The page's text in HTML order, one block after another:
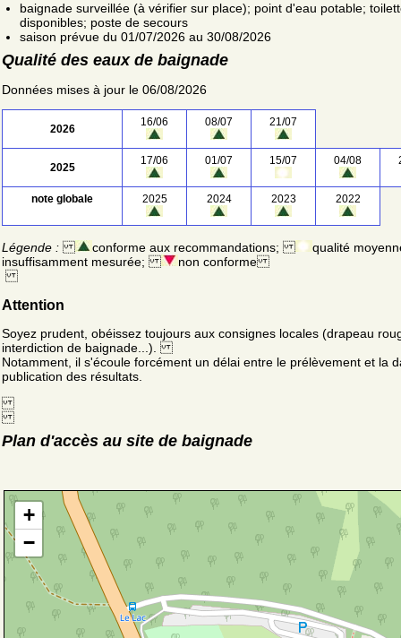
baignade surveillée (à vérifier sur place); point d'eau potable;
disponibles; poste de secours
saison prévue du 01/07/2026 au 30/08/2026
Qualité des eaux de baignade
Données mises à jour le 06/08/2026
2026
16/06 08/07 21/07
2025
17/06 01/07 15/07 04/08
note globale 2025 2024 2023 2022
Légende : conforme aux recommandations;
qualité
insuffisamment mesurée;
non conforme
Attention
Soyez prudent, obéissez toujours aux consignes locales (drapeau
interdiction de baignade...).
Notamment, il s'écoule forcément un délai entre le prélèvement et la
publication des résultats.
Plan d'accès au site de baignade
+
−